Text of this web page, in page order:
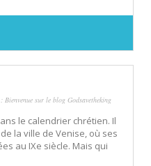
Bienvenue sur le blog Godsavetheking
le calendrier chrétien. Il
la ville de Venise, où ses
au IXe siècle. Mais qui